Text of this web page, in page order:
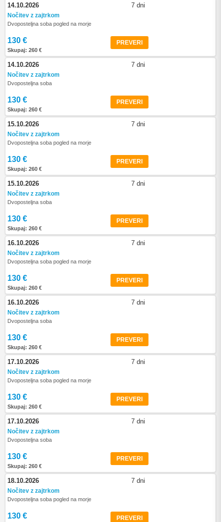
14.10.2026 7 dni
Nočitev z zajtrkom
Dvoposteljna soba pogled na morje
130 €
Skupaj: 260 €
PREVERI
14.10.2026 7 dni
Nočitev z zajtrkom
Dvoposteljna soba
130 €
Skupaj: 260 €
PREVERI
15.10.2026 7 dni
Nočitev z zajtrkom
Dvoposteljna soba pogled na morje
130 €
Skupaj: 260 €
PREVERI
15.10.2026 7 dni
Nočitev z zajtrkom
Dvoposteljna soba
130 €
Skupaj: 260 €
PREVERI
16.10.2026 7 dni
Nočitev z zajtrkom
Dvoposteljna soba pogled na morje
130 €
Skupaj: 260 €
PREVERI
16.10.2026 7 dni
Nočitev z zajtrkom
Dvoposteljna soba
130 €
Skupaj: 260 €
PREVERI
17.10.2026 7 dni
Nočitev z zajtrkom
Dvoposteljna soba pogled na morje
130 €
Skupaj: 260 €
PREVERI
17.10.2026 7 dni
Nočitev z zajtrkom
Dvoposteljna soba
130 €
Skupaj: 260 €
PREVERI
18.10.2026 7 dni
Nočitev z zajtrkom
Dvoposteljna soba pogled na morje
130 € PREVERI